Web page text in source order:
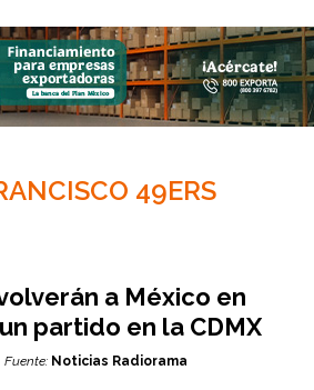
49ERS
a México en
partido en la CDMX
Fuente: Noticias Radiorama